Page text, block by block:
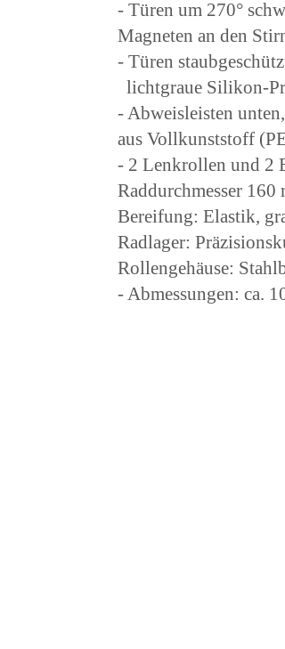
- Türen um 270°
Magneten an den
- Türen
lichtgraue Silikon-
- Abweisleisten
aus Vollkunststoff
- 2 Lenkrollen und 2
Raddurchmesser 160
Bereifung: Elastik,
Radlager:
Rollengehäuse:
- Abmessungen: ca.